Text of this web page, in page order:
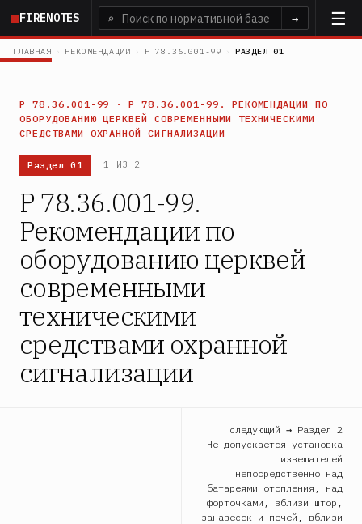
Перейти
основному
FIRENOTES ⌕ →
ГЛАВНАЯ › РЕКОМЕНДАЦИИ › Р 78.36.001-99 › РАЗДЕЛ 01
Р 78.36.001-99 · Р 78.36.001-99. РЕКОМЕНДАЦИИ ПО
ОБОРУДОВАНИЮ ЦЕРКВЕЙ СОВРЕМЕННЫМИ ТЕХНИЧЕСКИМИ
СРЕДСТВАМИ ОХРАННОЙ СИГНАЛИЗАЦИИ
Раздел 01 1 ИЗ 2
Р 78.36.001-99.
Рекомендации по
оборудованию церквей
современными
техническими
средствами охранной
сигнализации
следующий → Раздел 2
Не допускается установка
извещателей
непосредственно над
батареями отопления, над
форточками, вблизи штор,
занавесок и печей, вблизи